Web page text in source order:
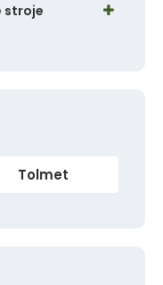
stroje
Tolmet